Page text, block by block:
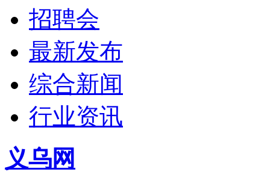
招聘会
最新发布
综合新闻
行业资讯
义乌网